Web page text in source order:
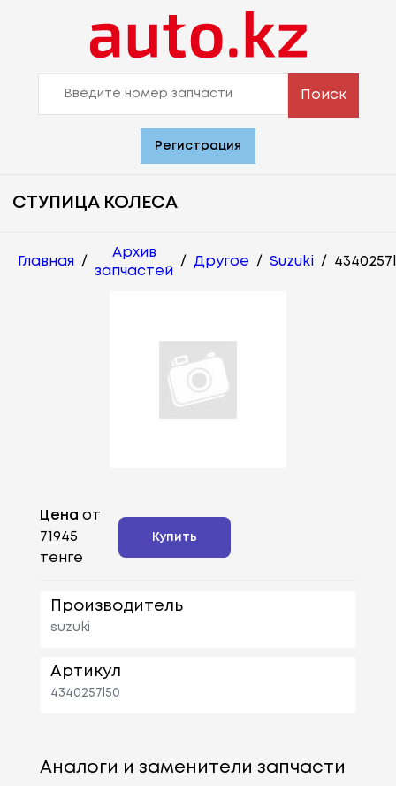
Поиск
Регистрация
СТУПИЦА КОЛЕСА
Главная /
Архив
запчастей
/ Другое / Suzuki /
Цена от
71945
тенге
Купить
Производитель
suzuki
Артикул
4340257l50
Аналоги и заменители запчасти